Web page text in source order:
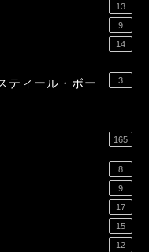
13
9
14
ティール・ボー
3
165
8
9
17
15
12